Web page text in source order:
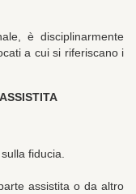
è disciplinarmente
a cui si riferiscano i
fiducia.
assistita o da altro